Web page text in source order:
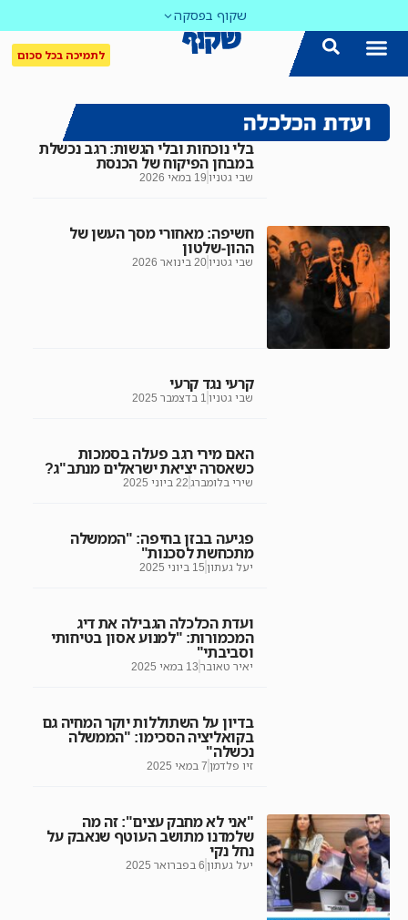
שקוף בפסקה
לתמיכה בכל סכום
ועדת הכלכלה
בלי נוכחות ובלי הגשות: רגב נכשלת
במבחן הפיקוח של הכנסת
שבי גטניו 19 במאי 2026
חשיפה: מאחורי מסך העשן של
ההון-שלטון
שבי גטניו20 בינואר 2026
קרעי נגד קרעי
שבי גטניו 1 בדצמבר 2025
האם מירי רגב פעלה בסמכות
כשאסרה יציאת ישראלים מנתב"ג?
שירי בלומברג22 ביוני 2025
פגיעה בבזן בחיפה: "הממשלה
מתכחשת לסכנות"
יעל געתון 15 ביוני 2025
ועדת הכלכלה הגבילה את דיג
המכמורות: "למנוע אסון בטיחותי
וסביבתי"
יאיר טאובר13 במאי 2025
בדיון על השתוללות יוקר המחיה גם
בקואליציה הסכימו: "הממשלה
נכשלה"
זיו פלדמן 7 במאי 2025
"אני לא מחבק עצים": זה מה
שלמדנו מתושב העוטף שנאבק על
נחל נקי
יעל געתון 6 בפברואר 2025